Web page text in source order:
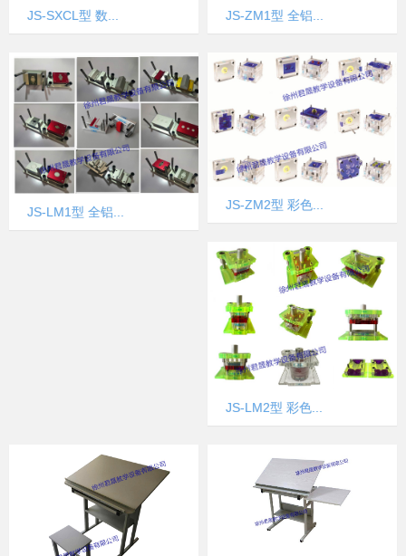
JS-SXCL型 数... JS-ZM1型 全铝...
JS-LM1型 全铝...
JS-ZM2型 彩色...
JS-LM2型 彩色...